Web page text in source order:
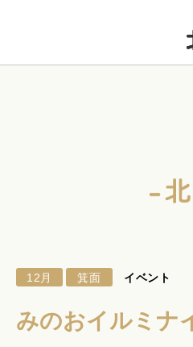
北摂 PLAY SPOT
12月 箕面 イベント
みのおイルミナ